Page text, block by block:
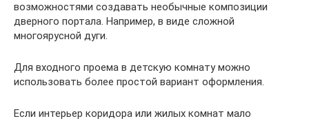
возможностями создавать необычные композиции
дверного портала. Например, в виде сложной
многоярусной дуги.
Для входного проема в детскую комнату можно
использовать более простой вариант оформления.
Если интерьер коридора или жилых комнат мало